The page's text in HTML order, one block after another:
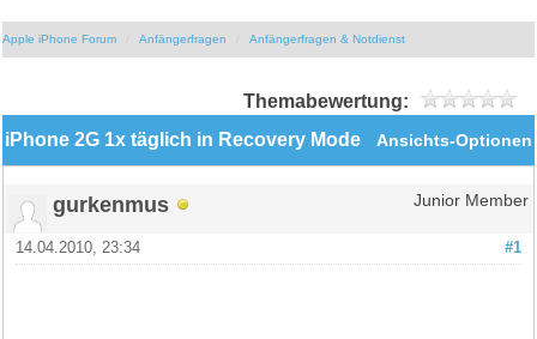
Apple iPhone Forum Anfängerfragen Anfängerfragen & Notdienst
Themabewertung:
Ansichts-Optionen
iPhone 2G 1x täglich in Recovery Mode
gurkenmus Junior Member
#1
14.04.2010, 23:34